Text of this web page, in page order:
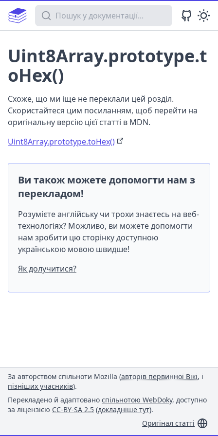
Пошук у документації
Uint8Array.prototype.t
oHex()
Схоже, що ми іще не переклали цей розділ.
Скористайтеся цим посиланням, щоб перейти на
оригінальну версію цієї статті в MDN.
Uint8Array.prototype.toHex()
Ви також можете допомогти нам з
перекладом!
Розумієте англійську чи трохи знаєтесь на веб-
технологіях? Можливо, ви можете допомогти
нам зробити цю сторінку доступною
українською мовою швидше!
Як долучитися?
За авторством спільноти Mozilla (авторів первинної Вікі, і
пізніших учасників).
Перекладено й адаптовано спільнотою WebDoky, доступно
за ліцензією CC-BY-SA 2.5 (докладніше тут).
Оригінал статті